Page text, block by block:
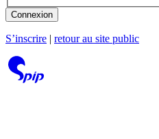
Connexion
S’inscrire retour au site public